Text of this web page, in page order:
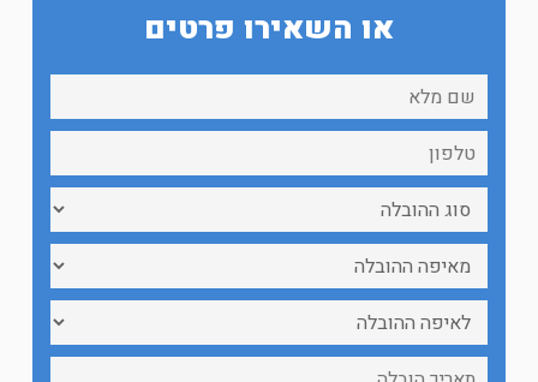
או השאירו פרטים